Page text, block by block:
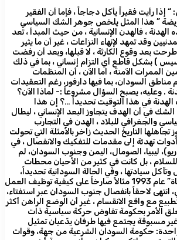
إذا رأيت فقيراً يأكل دجاجاً ، فإما أن الفقير
” هذا المثل يلخص جوهر الشك السياسي
، فالهدن الإنسانية ، من حيث المبدأ ، تعد
وقد تمهد لإنهاء النزاعات ، غير أن ما يثير
طرحت بعد وقوع الكارثة ، لا قبلها، وبعد أن رفضت
) بشكل قاطع أي التزام إنساني ، بما في ذلك
الممرات الآمنة ، اما الآن ، أن المنظمات
السودان، بما فيها دارفور، رغم التعقيدات
. وعليه، يصبح السؤال مشروعاً :- لماذا الآن؟
في هذا التوقيت تحديداً …؟ إن هذا
الشك في أن الهدف يتجاوز البعد الإنساني ، ليطال
والجغرافي للبلاد ، الهدن في التجارب
تجاهلها التاريخ الحديث زاخر بالأمثلة التي تحولت
أدوات تهدئة إلى مقدمات للتفكيك والانفصال ، في
ليبيا، الصومال، اليمن وجنوب السودان، لم
، بل كانت في كثير من الأحيان محطات
وتآكل سيادتها ، وفي الحالة السودانية تحديداً،
تمثل عملية “شريان الحياة” عام 1993 مثالاً صارخاً على كيفية توظيف العمل
لاحقاً بانفصال جنوب السودان عبر استفتاء،
مع واقع الانقسام ، غير أن الوضع الراهن أكثر
الأمر بحكومة تفاوض حركة سياسية ذات
مسبوقة يجتمع فيها طرفان يدّعيان تمثيل
حكومة السودان الشرعية من جهة، وقوات